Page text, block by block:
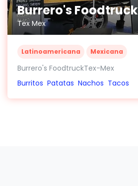
Burrero's Foodtruck
Tex Mex
Latinoamericana Mexicana
Burrero's FoodtruckTex-Mex
Burritos Patatas Nachos Tacos